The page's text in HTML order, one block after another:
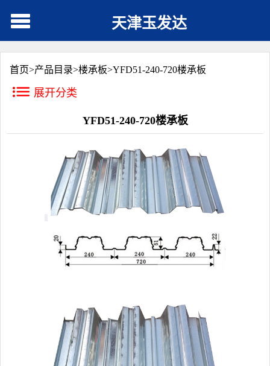
天津玉发达
首页>产品目录>楼承板>YFD51-240-720楼承板
展开分类
YFD51-240-720楼承板